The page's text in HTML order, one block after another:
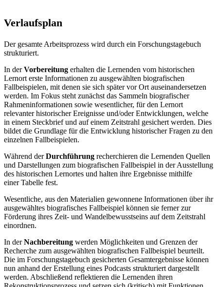
Verlaufsplan
Der gesamte Arbeitsprozess wird durch ein Forschungstagebuch
strukturiert.
In derVorbereitung erhalten die Lernenden vom historischen
Lernort erste Informationen zu ausgewählten biografischen
Fallbeispielen, mit denen sie sich später vor Ort auseinandersetzen
werden. Im Fokus steht zunächst das Sammeln biografischer
Rahmeninformationen sowie wesentlicher, für den Lernort
relevanter historischer Ereignisse und/oder Entwicklungen, welche
in einem Steckbrief und auf einem Zeitstrahl gesichert werden. Dies
bildet die Grundlage für die Entwicklung historischer Fragen zu den
einzelnen Fallbeispielen.
Während derDurchführung recherchieren die Lernenden Quellen
und Darstellungen zum biografischen Fallbeispiel in der Ausstellung
des historischen Lernortes und halten ihre Ergebnisse mithilfe
einer Tabelle fest.
Wesentliche, aus den Materialien gewonnene Informationen über ihr
ausgewähltes biografisches Fallbeispiel können sie ferner zur
Förderung ihres Zeit- und Wandelbewusstseins auf dem Zeitstrahl
einordnen.
In derNachbereitung werden Möglichkeiten und Grenzen der
Recherche zum ausgewählten biografischen Fallbeispiel beurteilt.
Die im Forschungstagebuch gesicherten Gesamtergebnisse können
nun anhand der Erstellung eines Podcasts strukturiert dargestellt
werden. Abschließend reflektieren die Lernenden ihren